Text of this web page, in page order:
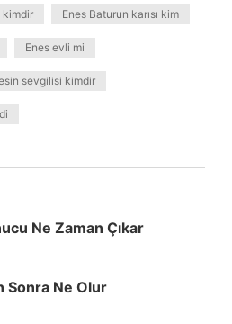
kimdir Enes Baturun karısı kim
Enes evli mi
sevgilisi kimdir
Ne Zaman Çıkar
Sonra Ne Olur